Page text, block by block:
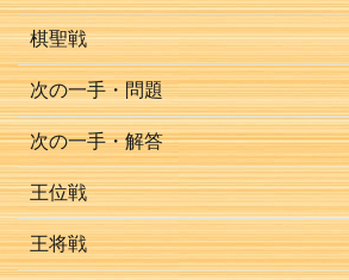
棋聖戦
次の一手・問題
次の一手・解答
王位戦
王将戦